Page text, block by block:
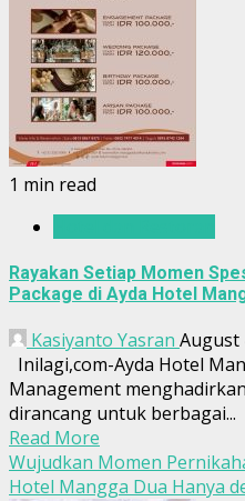
1 min read
Rayakan Setiap Momen
Package di Ayda Hotel
Kasiyanto Yasran August
Inilagi,com-Ayda Hotel
Management
dirancang untuk berbagai...
Read More
Wujudkan Momen
Hotel Mangga Dua Hanya